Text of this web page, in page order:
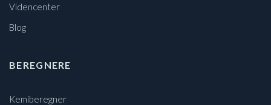
Videncenter
Blog
BEREGNERE
Kemiberegner